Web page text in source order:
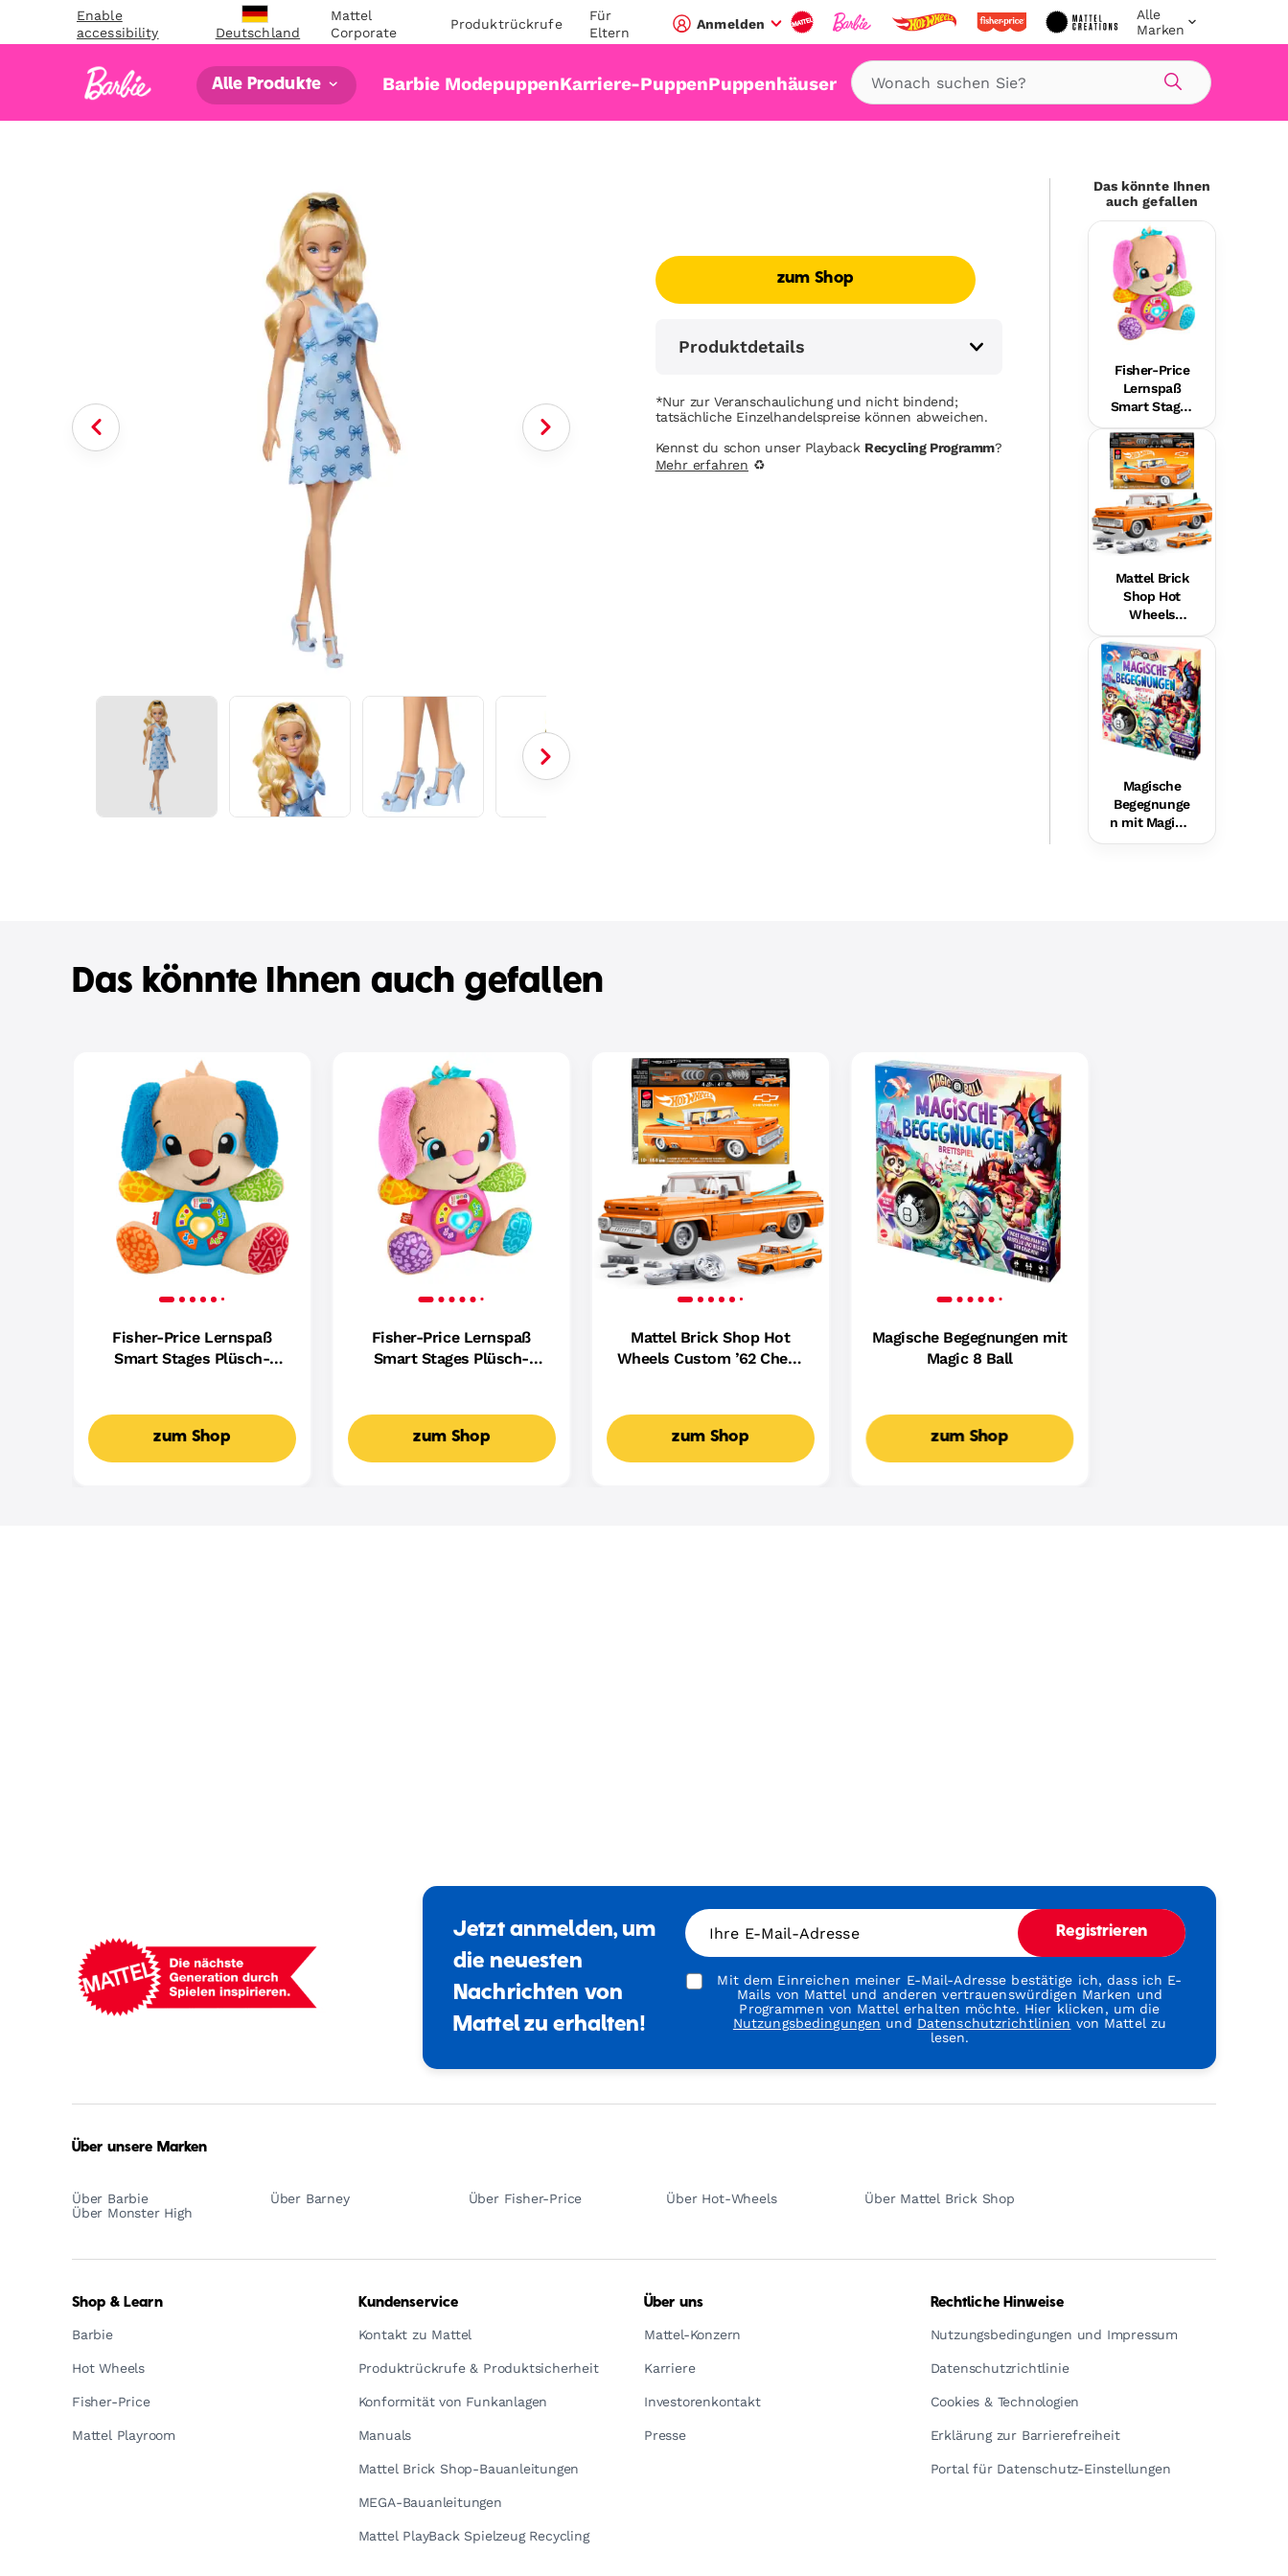
Enable
accessibility
Deutschland
Mattel
Corporate
Produktrückrufe
Für
Eltern
Anmelden
Alle
Marken
Alle Produkte Barbie ModepuppenKarriere-PuppenPuppenhäuser
Suche
zum Shop
Produktdetails
*Nur zur Veranschaulichung und nicht bindend;
tatsächliche Einzelhandelspreise können abweichen.
Kennst du schon unser Playback Recycling Programm?
Mehr erfahren ♻
Das könnte Ihnen
auch gefallen
Fisher-Price
Lernspaß
Smart Stages
Plüsch-
Hundefreund
in Für Babys,
Musikalische
s
Lernspielzeu
g,
Mehrsprachi
ge Version
Mattel Brick
Shop Hot
Wheels
Custom ’62
Chevy
Pickup
Bauset (858
Teile), Für
Sammler
Magische
Begegnunge
n mit Magic 8
Ball
Das könnte Ihnen auch gefallen
Fisher-Price Lernspaß
Smart Stages Plüsch-
Mehrsprachige Version
zum Shop
Fisher-Price Lernspaß
Smart Stages Plüsch-
Mehrsprachige Version
zum Shop
Mattel Brick Shop Hot
Wheels Custom ’62 Chevy
zum Shop
Magische Begegnungen mit
Magic 8 Ball
zum Shop
Through
Jetzt anmelden, um
die neuesten
Nachrichten von
Mattel zu erhalten!
Ihre E-Mail-Adresse Registrieren
Mit dem Einreichen meiner E-Mail-Adresse bestätige ich, dass ich E-
Mails von Mattel und anderen vertrauenswürdigen Marken und
Programmen von Mattel erhalten möchte. Hier klicken, um die
Nutzungsbedingungen und Datenschutzrichtlinien von Mattel zu
lesen.
Über unsere Marken
Über Barbie Über Barney Über Fisher-Price Über Hot-Wheels
Über Mattel Brick Shop
Über Monster High
Shop & Learn
Barbie
Hot Wheels
Fisher-Price
Mattel Playroom
Kundenservice
Kontakt zu Mattel
Produktrückrufe & Produktsicherheit
Konformität von Funkanlagen
Manuals
Mattel Brick Shop-Bauanleitungen
MEGA-Bauanleitungen
Mattel PlayBack Spielzeug Recycling
Über uns
Mattel-Konzern
Karriere
Investorenkontakt
Presse
Rechtliche Hinweise
Nutzungsbedingungen und Impressum
Datenschutzrichtlinie
Cookies & Technologien
Erklärung zur Barrierefreiheit
Portal für Datenschutz-Einstellungen